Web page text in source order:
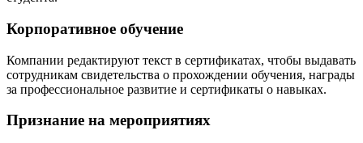
Корпоративное обучение
Компании редактируют текст в сертификатах, чтобы выдавать
сотрудникам свидетельства о прохождении обучения, награды
за профессиональное развитие и сертификаты о навыках.
Признание на мероприятиях